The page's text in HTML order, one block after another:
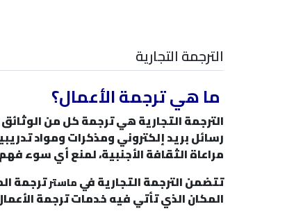
الترجمة التجارية
ما هي ترجمة الأعمال؟
الترجمة التجارية هي ترجمة كل من
رسائل بريد إلكتروني ومذكرات ومواد
مراعاة الثقافة الأجنبية، لمنع أي سوء
تتضمن الترجمة التجارية فيماسترترجمة
المكان الذي تأتي فيه خدمات ترجمة